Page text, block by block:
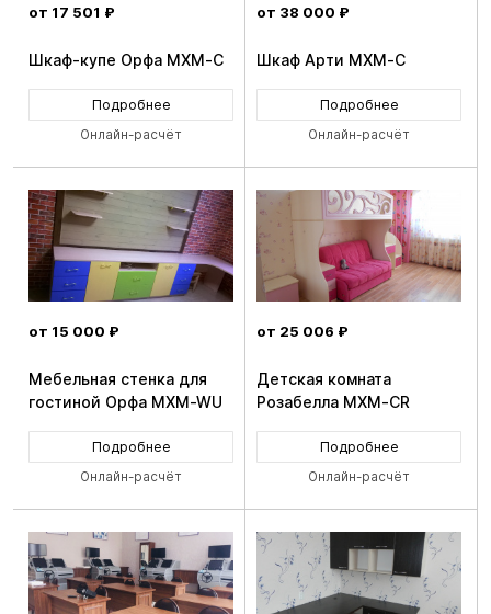
от 17 501 ₽
Шкаф-купе Орфа MXM-C
Подробнее
Онлайн-расчёт
от 38 000 ₽
Шкаф Арти MXM-C
Подробнее
Онлайн-расчёт
от 15 000 ₽
Мебельная стенка для
гостиной Орфа MXM-WU
Подробнее
Онлайн-расчёт
от 25 006 ₽
Детская комната
Розабелла MXM-CR
Подробнее
Онлайн-расчёт